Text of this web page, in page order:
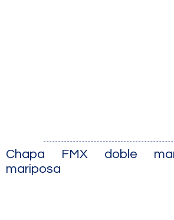
Chapa FMX doble
mariposa